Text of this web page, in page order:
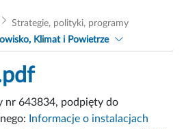
Strategie, polityki, programy
Klimat i Powietrze
nr 643834, podpięty do
Informacje o instalacjach